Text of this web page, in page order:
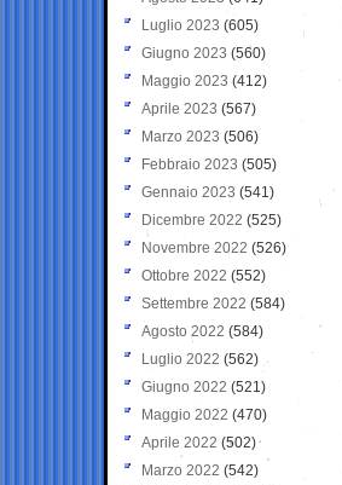
Luglio 2023 (605)
Giugno 2023 (560)
Maggio 2023 (412)
Aprile 2023 (567)
Marzo 2023 (506)
Febbraio 2023 (505)
Gennaio 2023 (541)
Dicembre 2022 (525)
Novembre 2022 (526)
Ottobre 2022 (552)
Settembre 2022 (584)
Agosto 2022 (584)
Luglio 2022 (562)
Giugno 2022 (521)
Maggio 2022 (470)
Aprile 2022 (502)
Marzo 2022 (542)